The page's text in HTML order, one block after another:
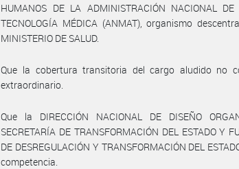
HUMANOS DE LA ADMINISTRACIÓN NACIONAL
TECNOLOGÍA MÉDICA (ANMAT), organismo
MINISTERIO DE SALUD.
Que la cobertura transitoria del cargo aludido no
extraordinario.
Que la DIRECCIÓN NACIONAL DE DISEÑO
SECRETARÍA DE TRANSFORMACIÓN DEL ESTADO Y
DE DESREGULACIÓN Y TRANSFORMACIÓN DEL
competencia.